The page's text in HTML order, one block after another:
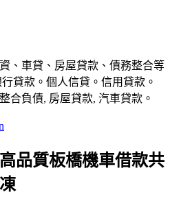
、車貸、房屋貸款、債務整合等
貸款。個人信貸。信用貸款。
合負債, 房屋貸款, 汽車貸款。
品質板橋機車借款共